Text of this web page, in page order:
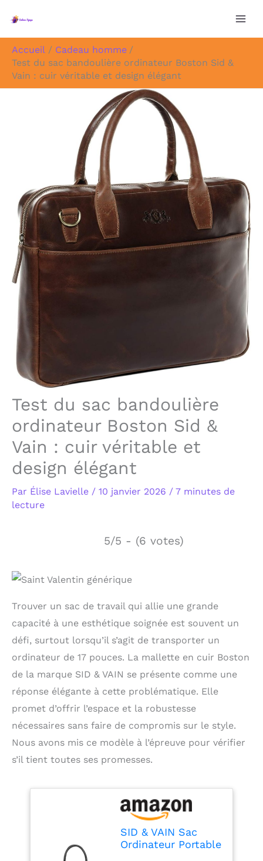
Accueil
Cadeau homme
Test du sac bandoulière ordinateur Boston Sid &
Vain : cuir véritable et design élégant
Test du sac bandoulière
ordinateur Boston Sid &
Vain : cuir véritable et
design élégant
Par Élise Lavielle / 10 janvier 2026 / 7 minutes de
lecture
5/5 - (6 votes)
Trouver un sac de travail qui allie une grande
capacité à une esthétique soignée est souvent un
défi, surtout lorsqu’il s’agit de transporter un
ordinateur de 17 pouces. La mallette en cuir Boston
de la marque SID & VAIN se présente comme une
réponse élégante à cette problématique. Elle
promet d’offrir l’espace et la robustesse
nécessaires sans faire de compromis sur le style.
Nous avons mis ce modèle à l’épreuve pour vérifier
s’il tient toutes ses promesses.
SID & VAIN Sac
Ordinateur Portable